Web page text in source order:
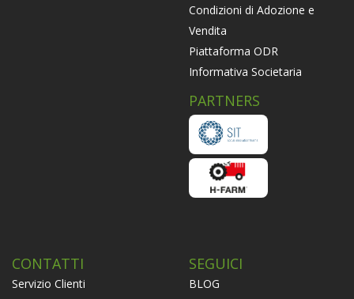
Condizioni di Adozione e
Vendita
Piattaforma ODR
Informativa Societaria
PARTNERS
CONTATTI
Servizio Clienti
SEGUICI
BLOG